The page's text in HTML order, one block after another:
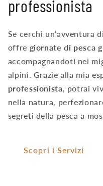
professionista
Se cerchi un’avventura
offre giornate di pesca
accompagnandoti nei
alpini. Grazie alla mia
professionista , potrai
nella natura,
segreti della pesca a
Scopri i Servizi